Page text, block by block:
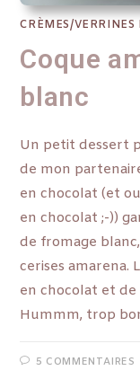
CRÈMES/VERRINES
Coque
blanc
Un petit dessert
de mon
en chocolat (et
en chocolat ;-))
de fromage
cerises amarena.
en chocolat et
Hummm, trop
5 COMMENTAIRES